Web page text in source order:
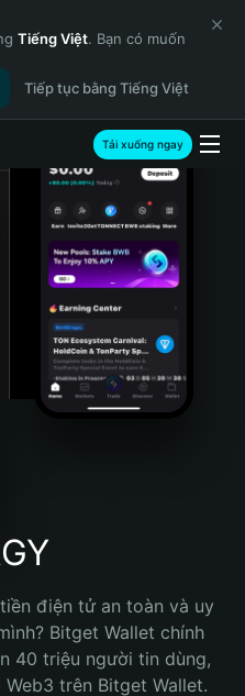
Tiếng Việt. Bạn có muốn
Tiếp tục bằng Tiếng Việt
Tải xuống ngay
điện tử an toàn và uy
Bitget Wallet chính
40 triệu người tin dùng,
trên Bitget Wallet.